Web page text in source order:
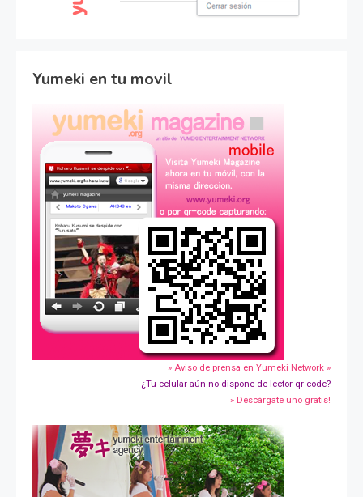
Yumeki en tu movil
» Aviso de prensa en Yumeki Network »
¿Tu celular aún no dispone de lector qr-code?
» Descárgate uno gratis!